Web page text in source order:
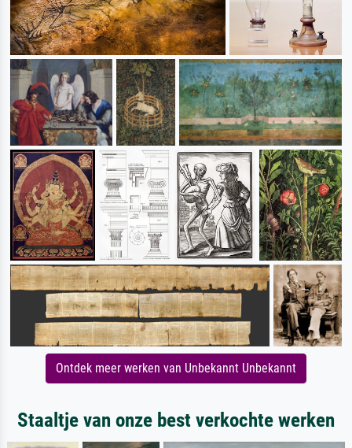
Ontdek meer werken van Unbekannt Unbekannt
Staaltje van onze best verkochte werken